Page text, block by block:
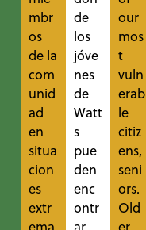
mbr
os
de la
com
unid
ad
en
situa
cion
es
extr
ema
de
los
jóve
nes
de
Watt
s
pue
den
enc
ontr
ar
our
mos
t
vuln
erab
le
citiz
ens,
seni
ors.
Old
er